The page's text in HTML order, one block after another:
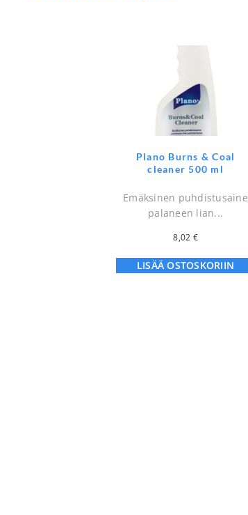
Plano Burns & Coal
cleaner 500 ml
Emäksinen puhdistusaine
palaneen lian...
8,02 €
LISÄÄ OSTOSKORIIN